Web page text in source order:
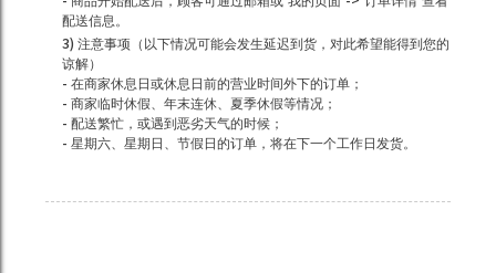
配送信息。
3) 注意事项（以下情况可能会发生延迟到货，对此希望能得到您的
谅解）
- 在商家休息日或休息日前的营业时间外下的订单；
- 商家临时休假、年末连休、夏季休假等情况；
- 配送繁忙，或遇到恶劣天气的时候；
- 星期六、星期日、节假日的订单，将在下一个工作日发货。